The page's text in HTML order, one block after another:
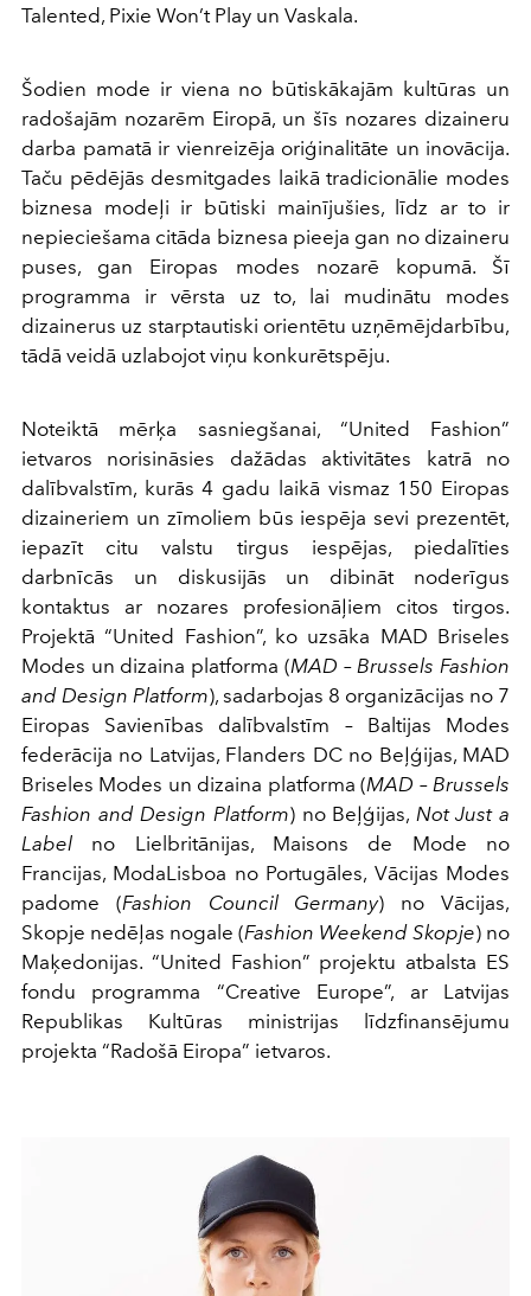
Talented, Pixie Won’t Play un Vaskala.
Šodien mode ir viena no būtiskākajām kultūras un
radošajām nozarēm Eiropā, un šīs nozares dizaineru
darba pamatā ir vienreizēja oriģinalitāte un inovācija.
Taču pēdējās desmitgades laikā tradicionālie modes
biznesa modeļi ir būtiski mainījušies, līdz ar to ir
nepieciešama citāda biznesa pieeja gan no dizaineru
puses, gan Eiropas modes nozarē kopumā. Šī
programma ir vērsta uz to, lai mudinātu modes
dizainerus uz starptautiski orientētu uzņēmējdarbību,
tādā veidā uzlabojot viņu konkurētspēju.
Noteiktā mērķa sasniegšanai, “United Fashion”
ietvaros norisināsies dažādas aktivitātes katrā no
dalībvalstīm, kurās 4 gadu laikā vismaz 150 Eiropas
dizaineriem un zīmoliem būs iespēja sevi prezentēt,
iepazīt citu valstu tirgus iespējas, piedalīties
darbnīcās un diskusijās un dibināt noderīgus
kontaktus ar nozares profesionāļiem citos tirgos.
Projektā “United Fashion”, ko uzsāka MAD Briseles
Modes un dizaina platforma (MAD – Brussels Fashion
and Design Platform), sadarbojas 8 organizācijas no 7
Eiropas Savienības dalībvalstīm – Baltijas Modes
federācija no Latvijas, Flanders DC no Beļģijas, MAD
Briseles Modes un dizaina platforma (MAD – Brussels
Fashion and Design Platform) no Beļģijas, Not Just a
Label no Lielbritānijas, Maisons de Mode no
Francijas, ModaLisboa no Portugāles, Vācijas Modes
padome (Fashion Council Germany) no Vācijas,
Skopje nedēļas nogale (Fashion Weekend Skopje) no
Maķedonijas. “United Fashion” projektu atbalsta ES
fondu programma “Creative Europe”, ar Latvijas
Republikas Kultūras ministrijas līdzfinansējumu
projekta “Radošā Eiropa” ietvaros.